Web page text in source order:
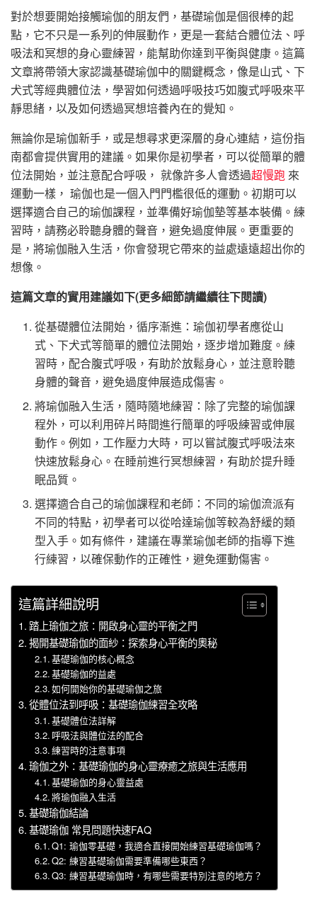
對於想要開始接觸瑜伽的朋友們，基礎瑜伽是個很棒的起
點，它不只是一系列的伸展動作，更是一套結合體位法、呼
吸法和冥想的身心靈練習，能幫助你達到平衡與健康。這篇
文章將帶領大家認識基礎瑜伽中的關鍵概念，像是山式、下
犬式等經典體位法，學習如何透過呼吸技巧如腹式呼吸來平
靜思緒，以及如何透過冥想培養內在的覺知。
無論你是瑜伽新手，或是想尋求更深層的身心連結，這份指
南都會提供實用的建議。如果你是初學者，可以從簡單的體
位法開始，並注意配合呼吸， 就像許多人會透過超慢跑 來
運動一樣， 瑜伽也是一個入門門檻很低的運動。初期可以
選擇適合自己的瑜伽課程，並準備好瑜伽墊等基本裝備。練
習時，請務必聆聽身體的聲音，避免過度伸展。更重要的
是，將瑜伽融入生活，你會發現它帶來的益處遠遠超出你的
想像。
這篇文章的實用建議如下(更多細節請繼續往下閱讀)
從基礎體位法開始，循序漸進：瑜伽初學者應從山
式、下犬式等簡單的體位法開始，逐步增加難度。練
習時，配合腹式呼吸，有助於放鬆身心，並注意聆聽
身體的聲音，避免過度伸展造成傷害。
將瑜伽融入生活，隨時隨地練習：除了完整的瑜伽課
程外，可以利用碎片時間進行簡單的呼吸練習或伸展
動作。例如，工作壓力大時，可以嘗試腹式呼吸法來
快速放鬆身心。在睡前進行冥想練習，有助於提升睡
眠品質。
選擇適合自己的瑜伽課程和老師：不同的瑜伽流派有
不同的特點，初學者可以從哈達瑜伽等較為舒緩的類
型入手。如有條件，建議在專業瑜伽老師的指導下進
行練習，以確保動作的正確性，避免運動傷害。
這篇詳細說明
踏上瑜伽之旅：開啟身心靈的平衡之門
揭開基礎瑜伽的面紗：探索身心平衡的奧秘
基礎瑜伽的核心概念
基礎瑜伽的益處
如何開始你的基礎瑜伽之旅
從體位法到呼吸：基礎瑜伽練習全攻略
基礎體位法詳解
呼吸法與體位法的配合
練習時的注意事項
瑜伽之外：基礎瑜伽的身心靈療癒之旅與生活應用
基礎瑜伽的身心靈益處
將瑜伽融入生活
基礎瑜伽結論
基礎瑜伽 常見問題快速FAQ
Q1: 瑜伽零基礎，我適合直接開始練習基礎瑜伽嗎？
Q2: 練習基礎瑜伽需要準備哪些東西？
Q3: 練習基礎瑜伽時，有哪些需要特別注意的地方？